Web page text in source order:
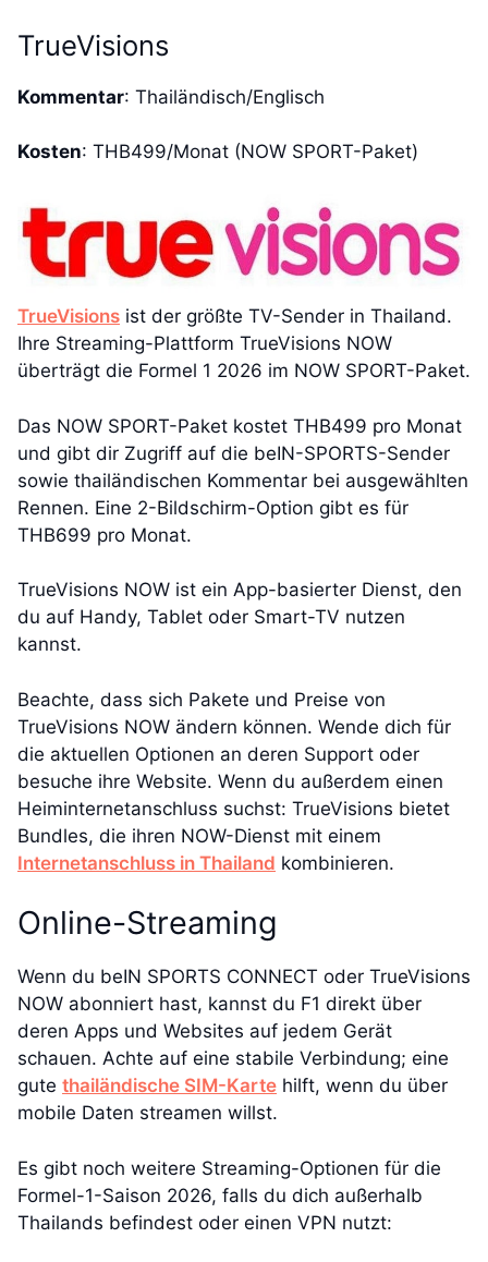
TrueVisions
Kommentar: Thailändisch/Englisch
Kosten: THB499/Monat (NOW SPORT-Paket)
TrueVisions ist der größte TV-Sender in Thailand.
Ihre Streaming-Plattform TrueVisions NOW
überträgt die Formel 1 2026 im NOW SPORT-Paket.
Das NOW SPORT-Paket kostet THB499 pro Monat
und gibt dir Zugriff auf die beIN-SPORTS-Sender
sowie thailändischen Kommentar bei ausgewählten
Rennen. Eine 2-Bildschirm-Option gibt es für
THB699 pro Monat.
TrueVisions NOW ist ein App-basierter Dienst, den
du auf Handy, Tablet oder Smart-TV nutzen
kannst.
Beachte, dass sich Pakete und Preise von
TrueVisions NOW ändern können. Wende dich für
die aktuellen Optionen an deren Support oder
besuche ihre Website. Wenn du außerdem einen
Heiminternetanschluss suchst: TrueVisions bietet
Bundles, die ihren NOW-Dienst mit einem
Internetanschluss in Thailand kombinieren.
Online-Streaming
Wenn du beIN SPORTS CONNECT oder TrueVisions
NOW abonniert hast, kannst du F1 direkt über
deren Apps und Websites auf jedem Gerät
schauen. Achte auf eine stabile Verbindung; eine
gute thailändische SIM-Karte hilft, wenn du über
mobile Daten streamen willst.
Es gibt noch weitere Streaming-Optionen für die
Formel-1-Saison 2026, falls du dich außerhalb
Thailands befindest oder einen VPN nutzt: